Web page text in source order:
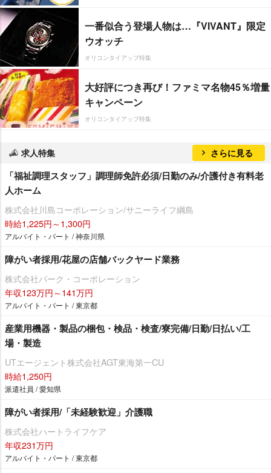
一番似合う登場人物は…『VIVANT』限定
ウオッチ
オリコンタイアップ特集
大好評につき再び！ファミマ名物45％増量
キャンペーン
オリコンタイアップ特集
求人特集 さらに見る
「福祉調理スタッフ」調理師免許必須/日勤のみ/介護付き有料老
人ホーム
株式会社川島コーポレーション/サニーライフ綱島
時給1,225円～1,300円
アルバイト・パート / 神奈川県
障がい者採用/花屋の店舗バックヤード業務
株式会社パーク・コーポレーション
年収123万円～141万円
アルバイト・パート / 東京都
産業用機器・製品の梱包・検品・検査/寮完備/日勤/日払い/工
場・製造
UTエージェント株式会社AGT東海第一CU
時給1,250円
派遣社員 / 愛知県
障がい者採用/「未経験歓迎」介護職
株式会社ハートライフケア
年収231万円
アルバイト・パート / 東京都